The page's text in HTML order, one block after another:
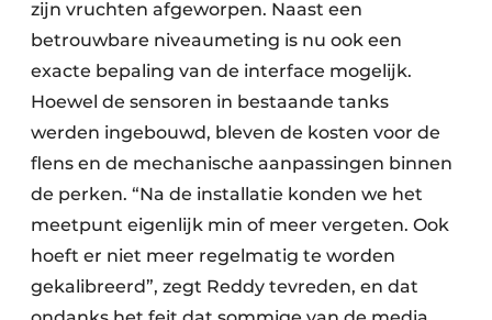
zijn vruchten afgeworpen. Naast een
betrouwbare niveaumeting is nu ook een
exacte bepaling van de interface mogelijk.
Hoewel de sensoren in bestaande tanks
werden ingebouwd, bleven de kosten voor de
flens en de mechanische aanpassingen binnen
de perken. “Na de installatie konden we het
meetpunt eigenlijk min of meer vergeten. Ook
hoeft er niet meer regelmatig te worden
gekalibreerd”, zegt Reddy tevreden, en dat